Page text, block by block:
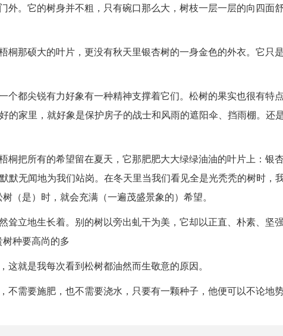
外。它的树身并不粗，只有碗口那么大，树枝一层一层的向四面
桐那硕大的叶片，更没有秋天里银杏树的一身金色的外衣。它只
个都尖锐有力好象有一种精神支撑着它们。松树的果实也很有特
的家里，就好象是保护房子的战士和风雨的遮阳伞、挡雨棚。还
桐把所有的希望留在夏天，它那肥肥大大绿绿油油的叶片上：银
默无闻地为我们站岗。在冬天里当我们看见全是光秃秃的树时，
（是）时，就会充满（一遍茂盛景象的）希望。
耸立地生长着。别的树以旁出虬干为美，它却以正直、朴素、坚
种要高尚的多
就是我每次看到松树都油然而生敬意的原因。
不需要施肥，也不需要浇水，只要有一颗种子，他便可以不论地